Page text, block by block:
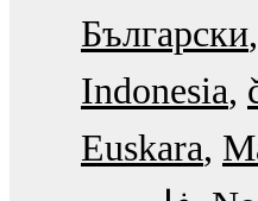
Български
Indonesia
Euskara